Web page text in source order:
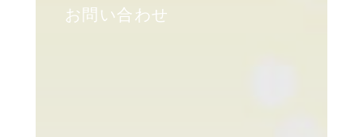
お問い合わせ